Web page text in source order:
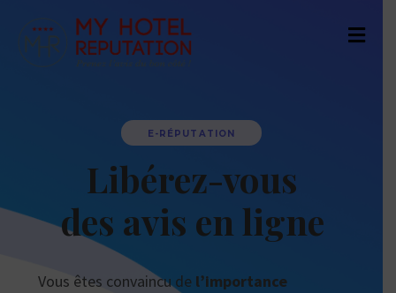
E-RÉPUTATION
Libérez-vous
des avis en ligne
Vous êtes convaincu de l’importance